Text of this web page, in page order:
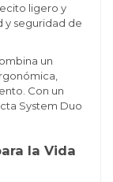
ligero y
y seguridad de
un
Con un
System Duo
la Vida